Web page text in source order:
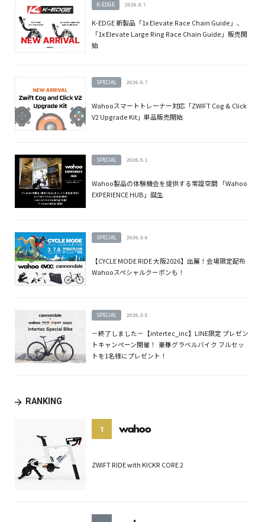
K-EDGE 2026.8.7
K-EDGE 新製品「1x Elevate Race Chain Guide」、
「1x Elevate Large Ring Race Chain Guide」販売開
始
SPECIAL 2026.8.7
Wahooスマートトレーナー対応「ZWIFT Cog & Click
V2 Upgrade Kit」単品販売開始
SPECIAL 2026.5.1
Wahoo製品の体験機会を提供する常設空間 「Wahoo
EXPERIENCE HUB」誕生
SPECIAL 2026.3.6
【CYCLE MODE RIDE 大阪2026】出展！会場限定配布
Wahooスペシャルクーポンも！
SPECIAL 2026.3.5
－終了しました－【intertec_inc】LINE限定 プレゼン
トキャンペーン開催！ 豪華グラベルバイク フルセッ
トを1名様にプレゼント！
RANKING
1
ZWIFT RIDE with KICKR CORE 2